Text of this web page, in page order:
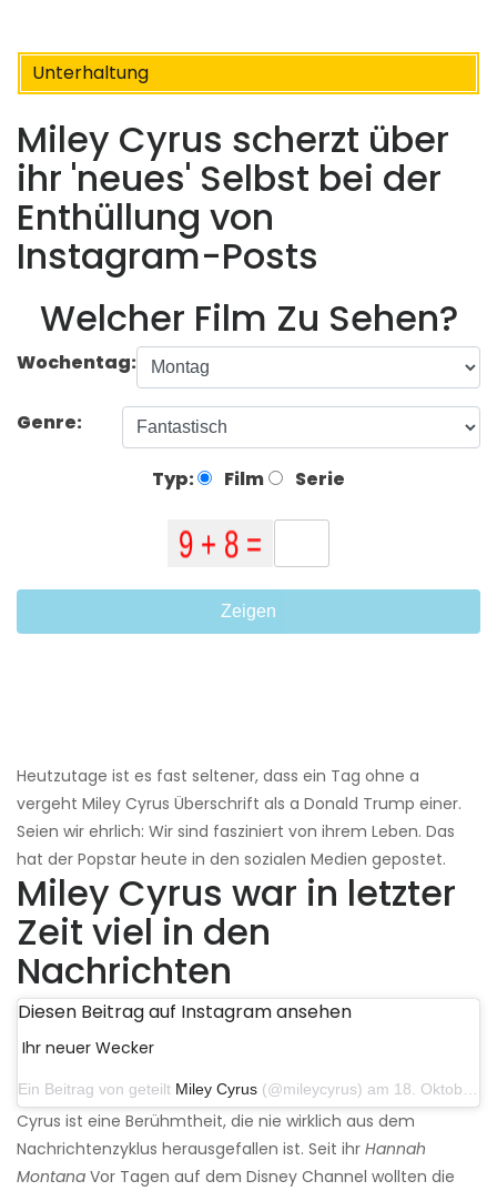
Unterhaltung
Miley Cyrus scherzt über
ihr 'neues' Selbst bei der
Enthüllung von
Instagram-Posts
Welcher Film Zu Sehen?
Wochentag:
Genre:
Typ: Film Serie
Zeigen
Heutzutage ist es fast seltener, dass ein Tag ohne a
vergeht Miley Cyrus Überschrift als a Donald Trump einer.
Seien wir ehrlich: Wir sind fasziniert von ihrem Leben. Das
hat der Popstar heute in den sozialen Medien gepostet.
Miley Cyrus war in letzter
Zeit viel in den
Nachrichten
Diesen Beitrag auf Instagram ansehen
Ihr neuer Wecker
Ein Beitrag von geteilt Miley Cyrus (@mileycyrus) am 18. Oktober 2019 um 19:03 Uhr PDT
Cyrus ist eine Berühmtheit, die nie wirklich aus dem
Nachrichtenzyklus herausgefallen ist. Seit ihr Hannah
Montana Vor Tagen auf dem Disney Channel wollten die